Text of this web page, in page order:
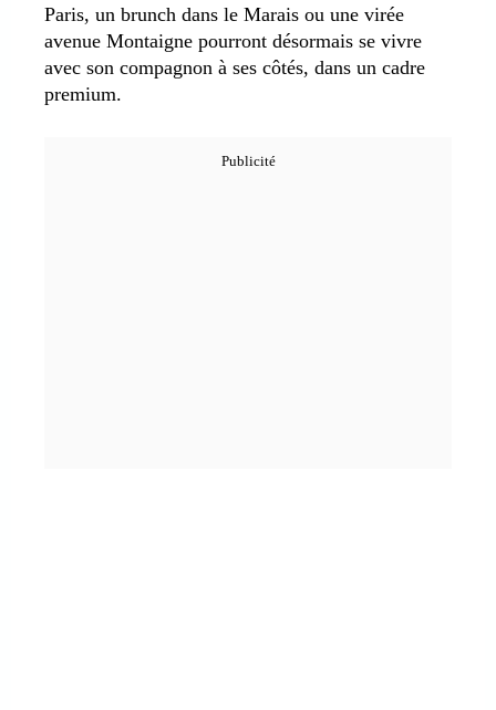
Paris, un brunch dans le Marais ou une virée
avenue Montaigne pourront désormais se vivre
avec son compagnon à ses côtés, dans un cadre
premium.